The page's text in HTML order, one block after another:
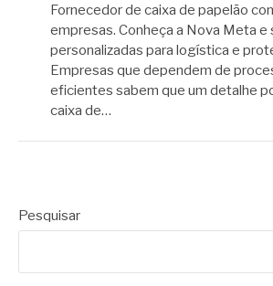
Fornecedor de caixa de papelão
empresas. Conheça a Nova Meta e
personalizadas para logística e
Empresas que dependem de
eficientes sabem que um detalhe
caixa de…
Pesquisar